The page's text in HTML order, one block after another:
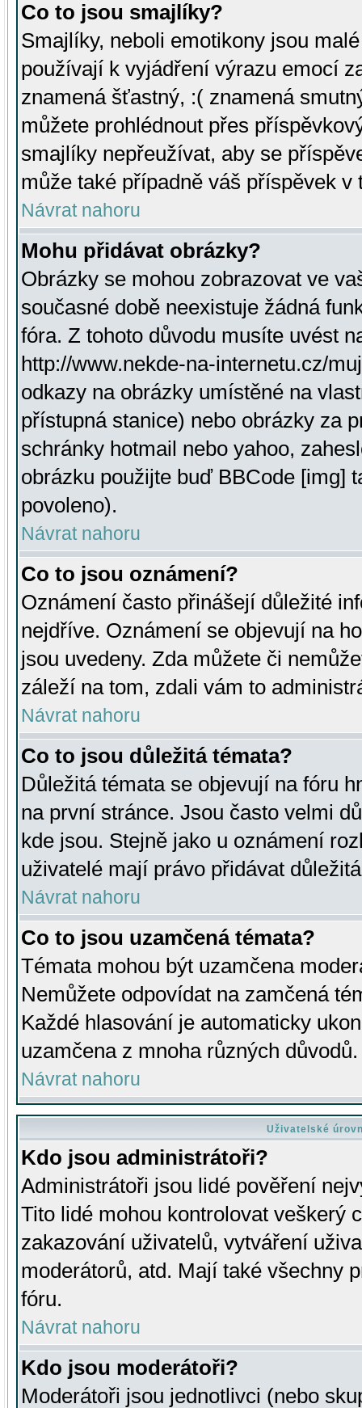
Co to jsou smajlíky?
Smajlíky, neboli emotikony jsou
používají k vyjádření výrazu emocí
znamená šťastný, :( znamená
můžete prohlédnout přes
smajlíky nepřeužívat, aby se
může také případně váš příspěvek v
Návrat nahoru
Mohu přidávat obrázky?
Obrázky se mohou zobrazovat ve
současné době neexistuje žádná
fóra. Z tohoto důvodu musíte uvést
http://www.nekde-na-internetu.cz/
odkazy na obrázky umístěné na
přístupná stanice) nebo obrázky za
schránky hotmail nebo yahoo,
obrázku použijte buď BBCode [img]
povoleno).
Návrat nahoru
Co to jsou oznámení?
Oznámení často přinášejí důležité
nejdříve. Oznámení se objevují na
jsou uvedeny. Zda můžete či
záleží na tom, zdali vám to
Návrat nahoru
Co to jsou důležitá témata?
Důležitá témata se objevují na fóru
na první stránce. Jsou často velmi
kde jsou. Stejně jako u oznámení
uživatelé mají právo přidávat
Návrat nahoru
Co to jsou uzamčená témata?
Témata mohou být uzamčena
Nemůžete odpovídat na zamčená
Každé hlasování je automaticky
uzamčena z mnoha různých důvodů.
Návrat nahoru
Uživatelské
Kdo jsou administrátoři?
Administrátoři jsou lidé pověření
Tito lidé mohou kontrolovat veškerý
zakazování uživatelů, vytváření
moderátorů, atd. Mají také všechny
fóru.
Návrat nahoru
Kdo jsou moderátoři?
Moderátoři jsou jednotlivci (nebo